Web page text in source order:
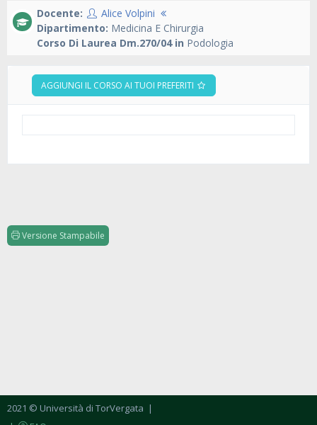
Docente:
Alice Volpini
Dipartimento: Medicina E Chirurgia
Corso Di Laurea Dm.270/04 in Podologia
AGGIUNGI IL CORSO AI TUOI PREFERITI
Versione Stampabile
2021 © Università di TorVergata |